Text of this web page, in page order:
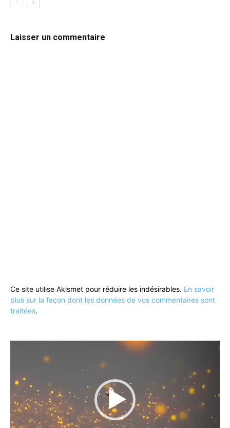
Laisser un commentaire
Ce site utilise Akismet pour réduire les indésirables. En savoir
plus sur la façon dont les données de vos commentaires sont
traitées.